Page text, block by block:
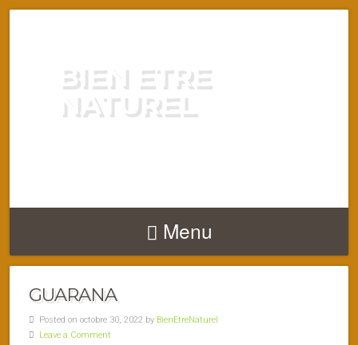
BIEN ETRE
NATUREL
Menu
GUARANA
Posted on octobre 30, 2022 by BienEtreNaturel
Leave a Comment